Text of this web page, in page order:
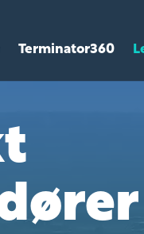
Terminator360